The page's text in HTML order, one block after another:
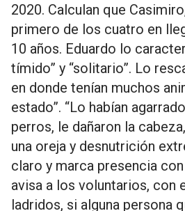
2020. Calculan que
primero de los cuatro en
10 años. Eduardo lo
tímido” y “solitario”. Lo
en donde tenían muchos
estado”. “Lo habían
perros, le dañaron la
una oreja y desnutrición
claro y marca presencia
avisa a los voluntarios, con
ladridos, si alguna persona